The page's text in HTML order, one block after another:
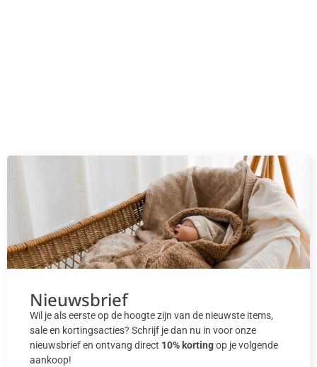
Nieuwsbrief
Wil je als eerste op de hoogte zijn van de nieuwste items,
sale en kortingsacties? Schrijf je dan nu in voor onze
nieuwsbrief en ontvang direct 10% kortingop je volgende
aankoop!